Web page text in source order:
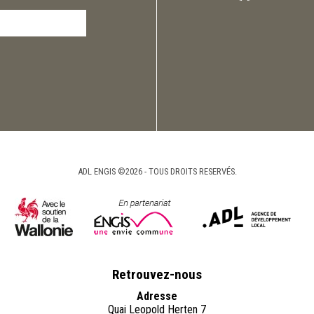
ADL ENGIS ©2026 - TOUS DROITS RESERVÉS.
Retrouvez-nous
Adresse
Quai Leopold Herten 7